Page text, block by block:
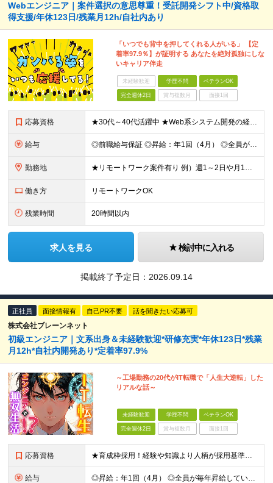
Webエンジニア｜案件選択の意思尊重！受託開発シフト中/資格取
得支援/年休123日/残業月12h/自社内あり
「いつでも背中を押してくれる人がいる」 【定
着率97.9％】が証明する あなたを絶対孤独にしな
いキャリア伴走
未経験歓迎 学歴不問 ベテランOK
完全週休2日 賞与複数月 面接1回
応募資格 ★30代～40代活躍中 ★Web系システム開発の経験がある方 (業界・年数不問） ★学歴不問
給与 ◎前職給与保証 ◎昇給：年1回（4月） ◎全員が毎年昇給しています！ ◎決算賞与：年1回（3月）※業績に応じて決算賞与支給 ◎想定年収：378万円～534万円 ■月給：30万円～42.4万円 ※経
勤務地 ★リモートワーク案件有り 例）週1～2日や月1日の出社など ★転居を伴う転勤はありません ★勤務地は希望を考慮して決定 ▼下記エリアのいずれかのプロジェクト先となります 東京都、神奈川県、埼玉県、千
働き方 リモートワークOK
残業時間 20時間以内
求人を見る 検討中に入れる
掲載終了予定日： 2026.09.14
正社員 面接情報有 自己PR不要 話を聞きたい応募可
株式会社ブレーンネット
初級エンジニア｜文系出身＆未経験歓迎*研修充実*年休123日*残業
月12h*自社内開発あり*定着率97.9%
～工場勤務の20代がIT転職で「人生大逆転」した
リアルな話～
未経験歓迎 学歴不問 ベテランOK
完全週休2日 賞与複数月 面接1回
応募資格 ★育成枠採用！経験や知識より人柄が採用基準です ★文系出身や未経験、第二新卒の方大歓迎 ★20代～30代活躍中 ■学歴不問 ■PCの基本操作ができる方（Word、Excelへの文字入力など） ≪こ
給与 ◎昇給：年1回（4月） ◎全員が毎年昇給しています！ ◎決算賞与：年1回（3月）※業績に応じて決算賞与支給 ◎想定年収：307万円～385万円 ■月給：24.3万円～31万円 ※経験・能力等を考慮